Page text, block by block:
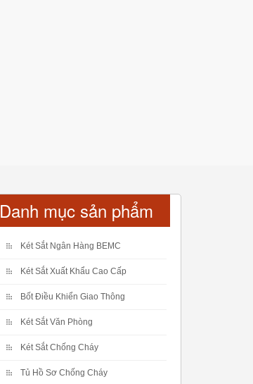
Danh mục sản phẩm
Két Sắt Ngân Hàng BEMC
Két Sắt Xuất Khẩu Cao Cấp
Bốt Điều Khiển Giao Thông
Két Sắt Văn Phòng
Két Sắt Chống Cháy
Tủ Hồ Sơ Chống Cháy